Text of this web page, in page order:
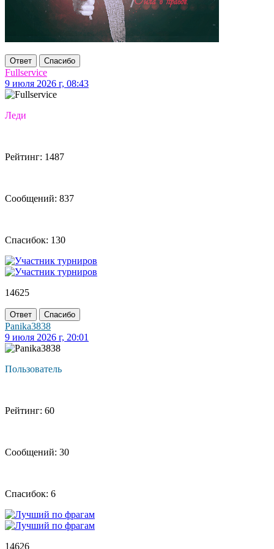
Ответ Спасибо
Fullservice
9 июля 2026 г, 08:43
Леди
Рейтинг: 1487
Сообщений: 837
Спасибок: 130
14625
Ответ Спасибо
Panika3838
9 июля 2026 г, 20:01
Пользователь
Рейтинг: 60
Сообщений: 30
Спасибок: 6
14626